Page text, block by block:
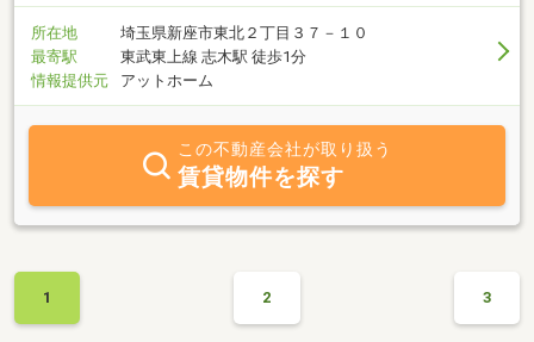
所在地
埼玉県新座市東北２丁目３７－１０
最寄駅
東武東上線 志木駅 徒歩1分
情報提供元
アットホーム
この不動産会社が取り扱う
賃貸物件を探す
1 2 3